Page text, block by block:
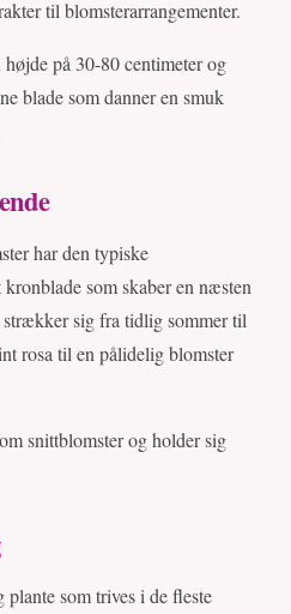
til blomsterarrangementer.
på 30-80 centimeter og
blade som danner en smuk
har den typiske
som skaber en næsten
sig fra tidlig sommer til
rosa til en pålidelig blomster
snittblomster og holder sig
som trives i de fleste